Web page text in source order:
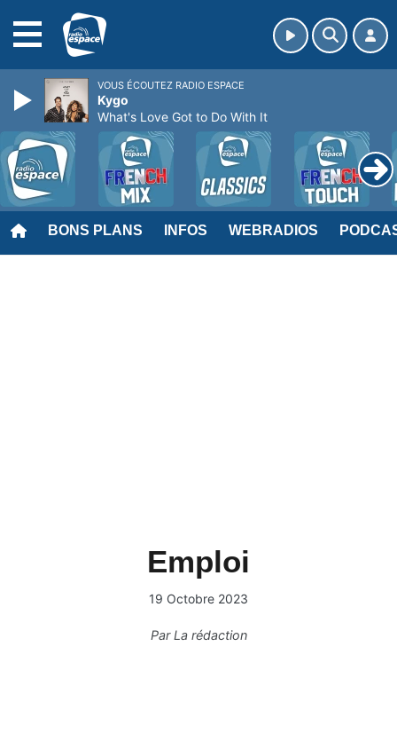
BONS PLANS INFOS WEBRADIOS
Emploi
19 Octobre 2023
ParLa rédaction
VOUS ÉCOUTEZ RADIO ESPACE
Kygo
What's Love Got to Do With It